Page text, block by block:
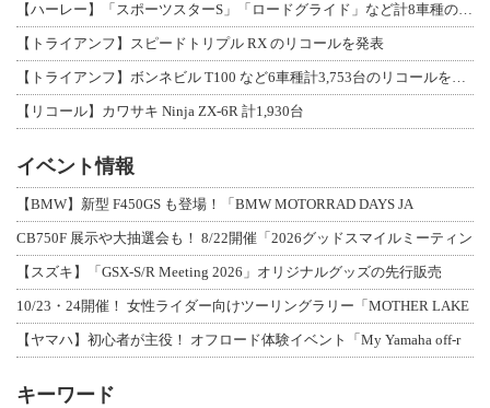
【ハーレー】「スポーツスターS」「ロードグライド」など計8車種のリコールを発表
【トライアンフ】スピードトリプル RX のリコールを発表
【トライアンフ】ボンネビル T100 など6車種計3,753台のリコールを発表
【リコール】カワサキ Ninja ZX-6R 計1,930台
イベント情報
【BMW】新型 F450GS も登場！「BMW MOTORRAD DAYS JA
CB750F 展示や大抽選会も！ 8/22開催「2026グッドスマイルミーティン
【スズキ】「GSX-S/R Meeting 2026」オリジナルグッズの先行販売
10/23・24開催！ 女性ライダー向けツーリングラリー「MOTHER LAKE
【ヤマハ】初心者が主役！ オフロード体験イベント「My Yamaha off-r
キーワード